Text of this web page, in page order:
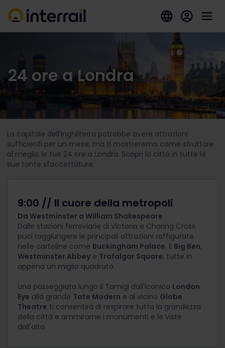
24 ore a Londra
La capitale dell'Inghilterra potrebbe avere attrazioni
sufficienti per un mese, ma ti mostreremo come sfruttare
al meglio le tue 24 ore a Londra. Scopri la città in tutte le
sue tante sfaccettature.
9:00 // Il cuore della metropoli
Da Westminster a William Shakespeare
Dalle stazioni ferroviarie di Victoria e Charing Cross
puoi raggiungere le principali attrazioni raffigurate
nelle cartoline come Buckingham Palace, il Big Ben,
Westminster Abbey e Trafalgar Square, tutte in
appena un miglio quadrato.
Una passeggiata lungo il Tamigi dall'iconico London
Eye alla grande Tate Modern e al vicino Globe
Theatre ti consentirà di respirare tutta la grandezza
della città e ammirarne i monumenti e le viste
dall'alto.